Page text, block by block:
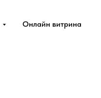
Онлайн витрина